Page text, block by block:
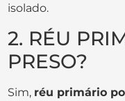
isolado.
2. RÉU
PRESO?
Sim, réu primário